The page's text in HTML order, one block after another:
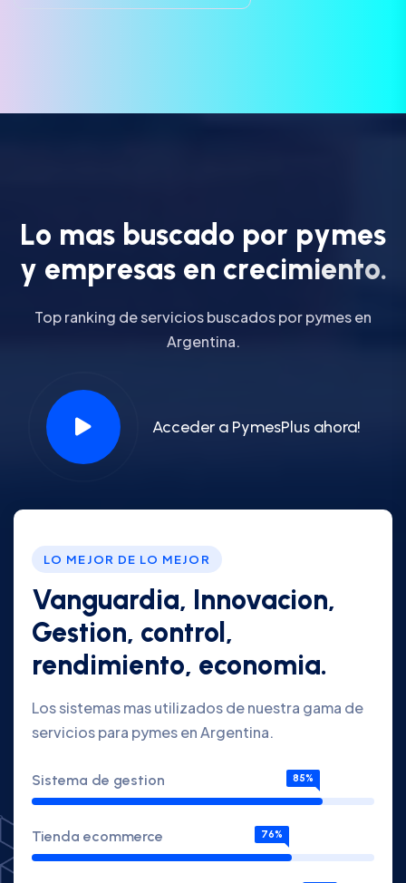
Lo mas buscado por pymes
y empresas en crecimiento.
Top ranking de servicios buscados por pymes en
Argentina.
Acceder a PymesPlus ahora!
LO MEJOR DE LO MEJOR
Vanguardia, Innovacion,
Gestion, control,
rendimiento, economia.
Los sistemas mas utilizados de nuestra gama de
servicios para pymes en Argentina.
Sistema de gestion 85%
Tienda ecommerce 76%